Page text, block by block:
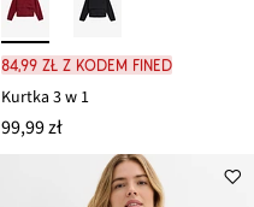
84,99 zł z kodem FINED
Kurtka 3 w 1
99,99 zł